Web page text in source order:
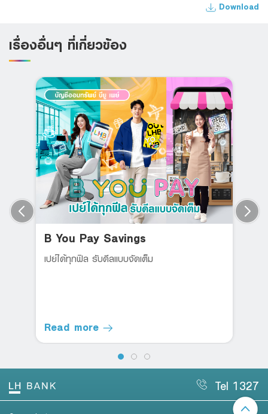
Download
เรื่องอื่นๆ ที่เกี่ยวข้อง
B You Pay Savings
เปย์ได้ทุกฟิล รับดีลแบบจัดเต็ม
Read more
Tel 1327